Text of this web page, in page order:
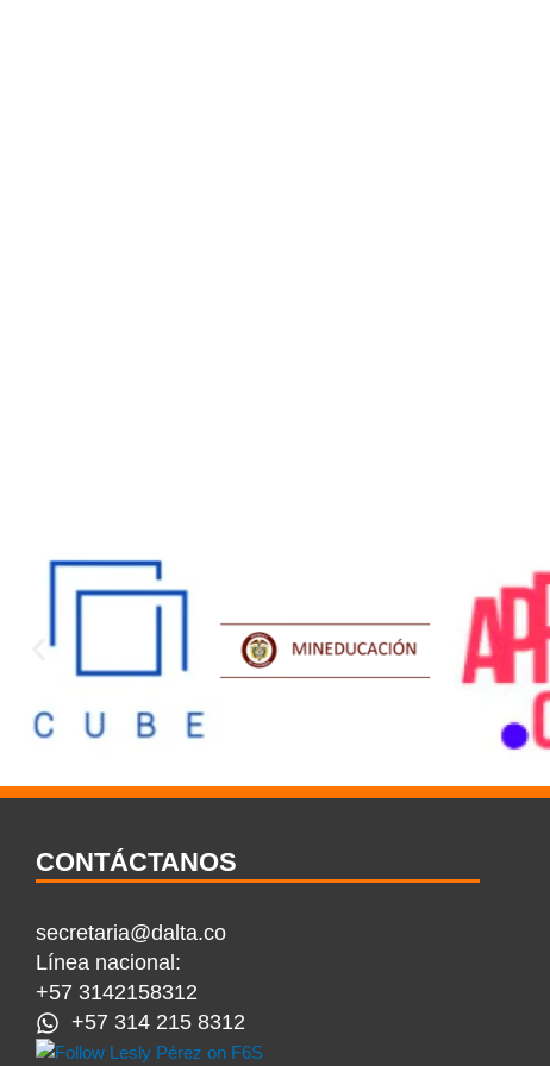
CONTÁCTANOS
secretaria@dalta.co
Línea nacional:
+57 3142158312
+57 314 215 8312